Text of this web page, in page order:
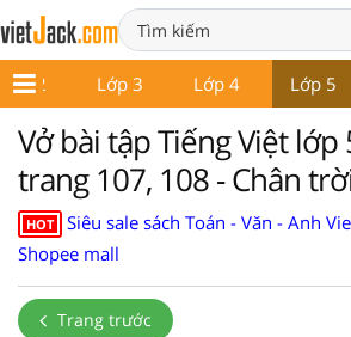
Lớp 2 Lớp 3 Lớp 4 Lớp 5
Vở bài tập Tiếng Việt lớp
trang 107, 108 - Chân
HOT
Siêu sale sách Toán - Văn - Anh
Shopee mall
Trang trước